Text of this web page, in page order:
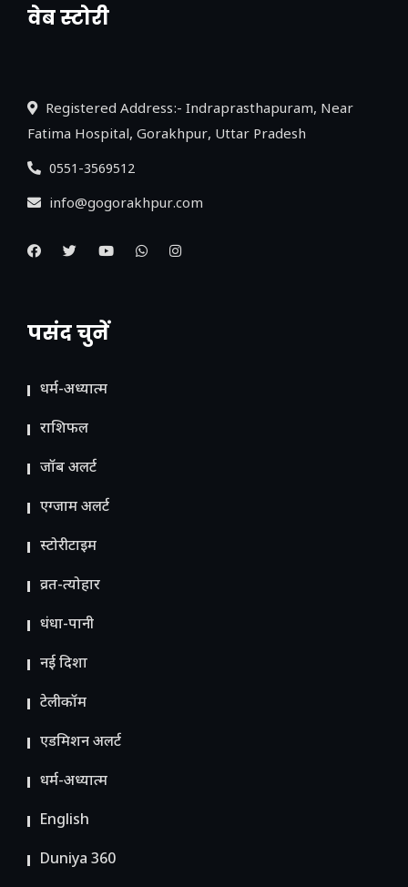
वेब स्टोरी
नया एक्सप्रेसवे: पूर्वांचल का लक, डेवलपमेंट का
Registered Address:- Indraprasthapuram, Near
Fatima Hospital, Gorakhpur, Uttar Pradesh
0551-3569512
info@gogorakhpur.com
पसंद चुनें
धर्म-अध्यात्म
राशिफल
जॉब अलर्ट
एग्जाम अलर्ट
स्टोरीटाइम
व्रत-त्योहार
धंधा-पानी
नई दिशा
टेलीकॉम
ए​डमिशन अलर्ट
धर्म-अध्यात्म
English
Duniya 360